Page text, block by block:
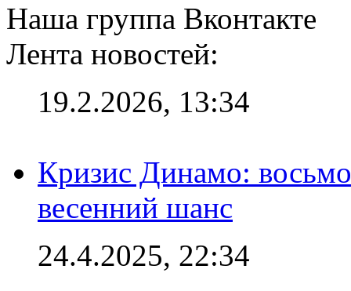
Наша группа Вконтакте
Лента новостей:
19.2.2026, 13:34
Кризис Динамо:
весенний шанс
24.4.2025, 22:34